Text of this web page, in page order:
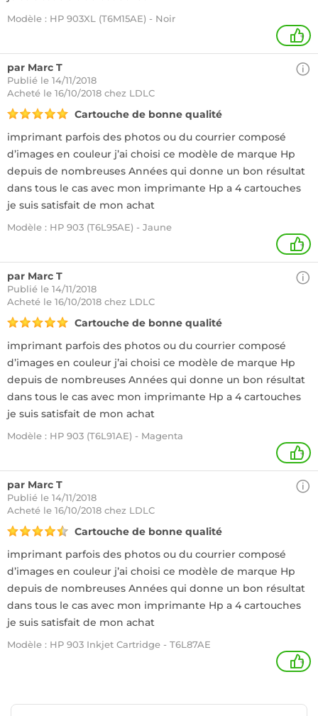
Modèle : HP 903XL (T6M15AE) - Noir
+
par Marc T
Publié le 14/11/2018
Acheté le 16/10/2018 chez LDLC
Cartouche de bonne qualité
imprimant parfois des photos ou du courrier composé
d’images en couleur j’ai choisi ce modèle de marque Hp
depuis de nombreuses Années qui donne un bon résultat
dans tous le cas avec mon imprimante Hp a 4 cartouches
je suis satisfait de mon achat
Modèle : HP 903 (T6L95AE) - Jaune
+
par Marc T
Publié le 14/11/2018
Acheté le 16/10/2018 chez LDLC
Cartouche de bonne qualité
imprimant parfois des photos ou du courrier composé
d’images en couleur j’ai choisi ce modèle de marque Hp
depuis de nombreuses Années qui donne un bon résultat
dans tous le cas avec mon imprimante Hp a 4 cartouches
je suis satisfait de mon achat
Modèle : HP 903 (T6L91AE) - Magenta
+
par Marc T
Publié le 14/11/2018
Acheté le 16/10/2018 chez LDLC
Cartouche de bonne qualité
imprimant parfois des photos ou du courrier composé
d’images en couleur j’ai choisi ce modèle de marque Hp
depuis de nombreuses Années qui donne un bon résultat
dans tous le cas avec mon imprimante Hp a 4 cartouches
je suis satisfait de mon achat
Modèle : HP 903 Inkjet Cartridge - T6L87AE
+